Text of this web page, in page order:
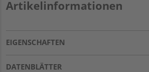
Artikelinformationen
EIGENSCHAFTEN
DATENBLÄTTER